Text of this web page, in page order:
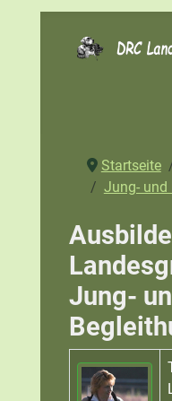
Startseite
Jung- und
Jung-
Name